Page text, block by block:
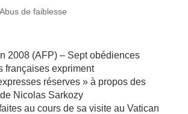
Abus de faiblesse
2008 (AFP) – Sept obédiences
françaises expriment
réserves » à propos des
Nicolas Sarkozy
au cours de sa visite au Vatican